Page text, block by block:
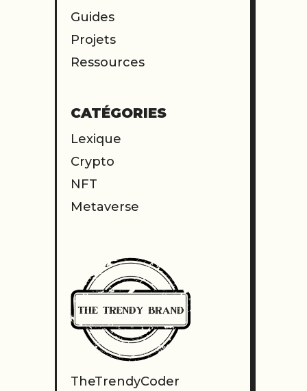
Guides
Projets
Ressources
CATÉGORIES
Lexique
Crypto
NFT
Metaverse
TheTrendyCoder